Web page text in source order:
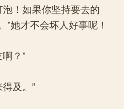
！如果你坚持要去的
她才不会坏人好事呢！
？”
及。”